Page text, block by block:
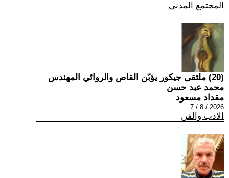
المجتمع المدني
(20) ملتقى جيكور يؤبّن القاص والروائي المهندس
محمد عبد حسن
مقداد مسعود
2026 / 8 / 7
الادب والفن